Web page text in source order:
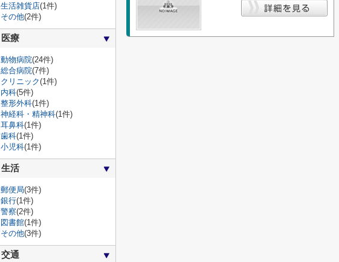
生活雑貨店(1件)
その他(2件)
医療
動物病院(24件)
総合病院(7件)
クリニック(1件)
内科(5件)
整形外科(1件)
神経科・精神科(1件)
耳鼻科(1件)
歯科(1件)
小児科(1件)
生活
郵便局(3件)
銀行(1件)
警察(2件)
図書館(1件)
その他(3件)
交通